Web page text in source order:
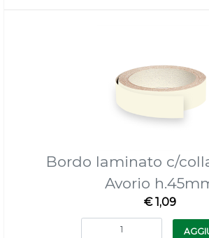
Bordo laminato c/
Avorio
€ 1,09
Quantità